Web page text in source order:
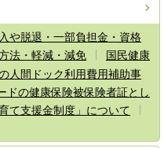
や脱退・一部負担金・資格
法・軽減・減免
国民健康
人間ドック利用費用補助事
ドの健康保険被保険者証とし
て支援金制度」について